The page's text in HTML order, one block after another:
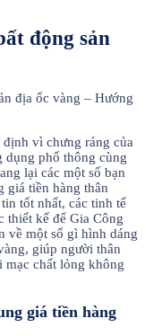
động sản
vì chưng ráng của
dụng phổ thông cùng
lại các một số bạn
giá tiền hàng thân
tốt nhất, các tinh tế
thiết kế để Gia Công
về một số gì hình dáng
giúp người thân
chất lỏng không
giá tiền hàng